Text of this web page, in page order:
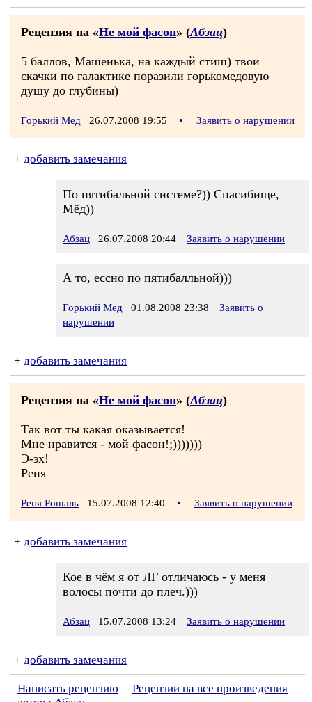
Рецензия на «Не мой фасон» (Абзац)
5 баллов, Машенька, на каждый стиш) твои
скачки по галактике поразили горькомедовую
душу до глубины)
Горький Мед 26.07.2008 19:55 • Заявить о нарушении
+ добавить замечания
По пятибальной системе?)) Спасибище,
Мёд))
Абзац 26.07.2008 20:44 Заявить о нарушении
А то, ессно по пятибалльной)))
Горький Мед 01.08.2008 23:38
Заявить о
нарушении
+ добавить замечания
Рецензия на «Не мой фасон» (Абзац)
Так вот ты какая оказывается!
Мне нравится - мой фасон!;)))))))
Э-эх!
Реня
Реня Рошаль 15.07.2008 12:40 • Заявить о нарушении
+ добавить замечания
Кое в чём я от ЛГ отличаюсь - у меня
волосы почти до плеч.)))
Абзац 15.07.2008 13:24 Заявить о нарушении
+ добавить замечания
Написать рецензию
Рецензии на все произведения